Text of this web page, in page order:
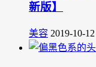
新版】
美容 2019-10-